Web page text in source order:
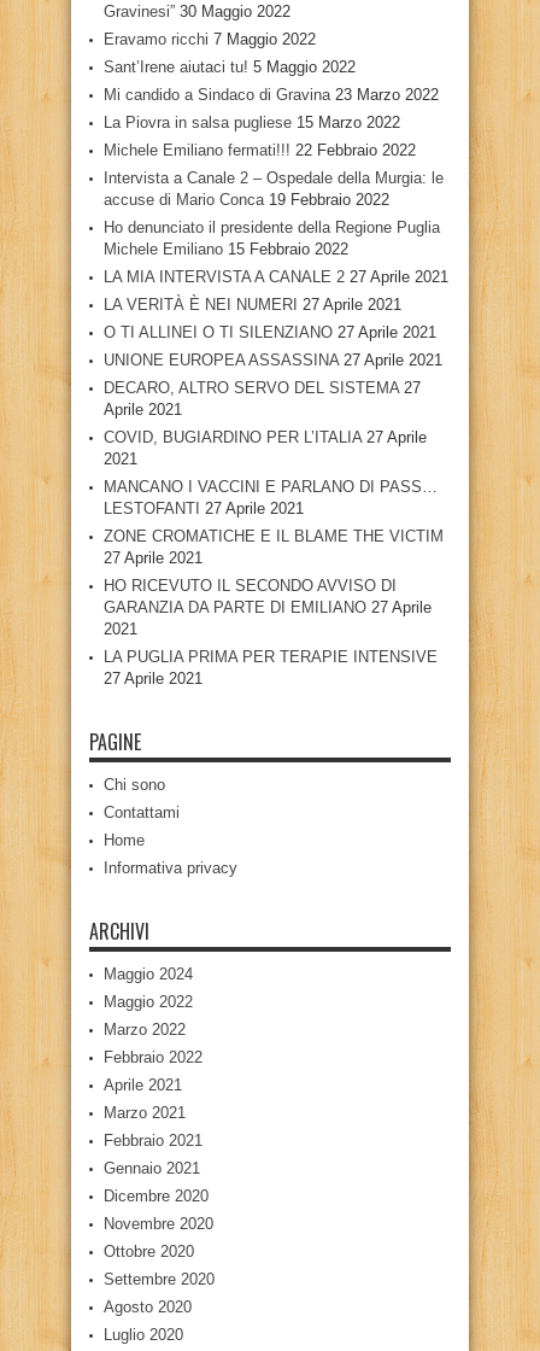
Gravinesi” 30 Maggio 2022
Eravamo ricchi 7 Maggio 2022
Sant’Irene aiutaci tu! 5 Maggio 2022
Mi candido a Sindaco di Gravina 23 Marzo 2022
La Piovra in salsa pugliese 15 Marzo 2022
Michele Emiliano fermati!!! 22 Febbraio 2022
Intervista a Canale 2 – Ospedale della Murgia: le
accuse di Mario Conca 19 Febbraio 2022
Ho denunciato il presidente della Regione Puglia
Michele Emiliano 15 Febbraio 2022
LA MIA INTERVISTA A CANALE 2 27 Aprile 2021
LA VERITÀ È NEI NUMERI 27 Aprile 2021
O TI ALLINEI O TI SILENZIANO 27 Aprile 2021
UNIONE EUROPEA ASSASSINA 27 Aprile 2021
DECARO, ALTRO SERVO DEL SISTEMA 27
Aprile 2021
COVID, BUGIARDINO PER L’ITALIA 27 Aprile
2021
MANCANO I VACCINI E PARLANO DI PASS…
LESTOFANTI 27 Aprile 2021
ZONE CROMATICHE E IL BLAME THE VICTIM
27 Aprile 2021
HO RICEVUTO IL SECONDO AVVISO DI
GARANZIA DA PARTE DI EMILIANO 27 Aprile
2021
LA PUGLIA PRIMA PER TERAPIE INTENSIVE
27 Aprile 2021
PAGINE
Chi sono
Contattami
Home
Informativa privacy
ARCHIVI
Maggio 2024
Maggio 2022
Marzo 2022
Febbraio 2022
Aprile 2021
Marzo 2021
Febbraio 2021
Gennaio 2021
Dicembre 2020
Novembre 2020
Ottobre 2020
Settembre 2020
Agosto 2020
Luglio 2020